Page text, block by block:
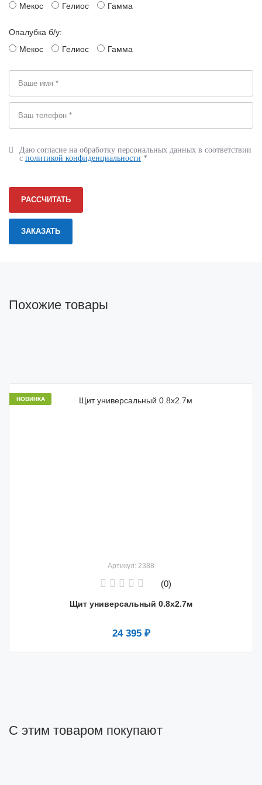
Мекос
Гелиос Гамма
Опалубка б/у:
Мекос
Гелиос Гамма
Даю согласие на обработку персональных данных в соответствии
с политикой конфиденциальности *
РАССЧИТАТЬ
Похожие товары
НОВИНКА
Артикул: 2388
(0)
Щит универсальный 0.8x2.7м
24 395 ₽
С этим товаром покупают